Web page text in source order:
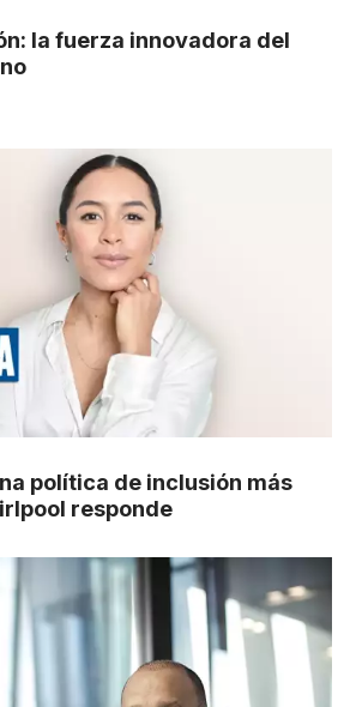
la fuerza innovadora del
política de inclusión más
responde